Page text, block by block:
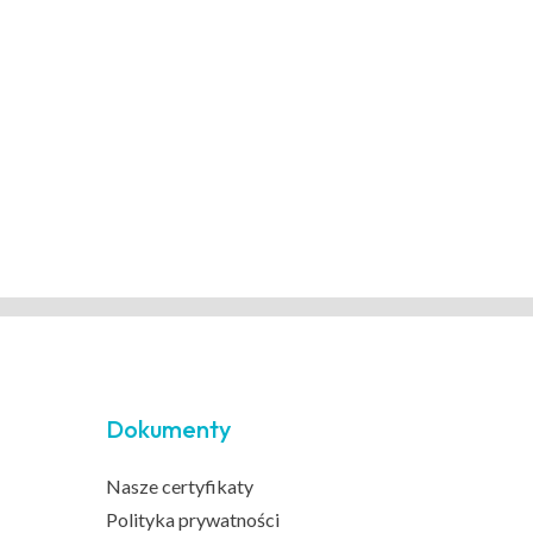
Dokumenty
Nasze certyfikaty
Polityka prywatności